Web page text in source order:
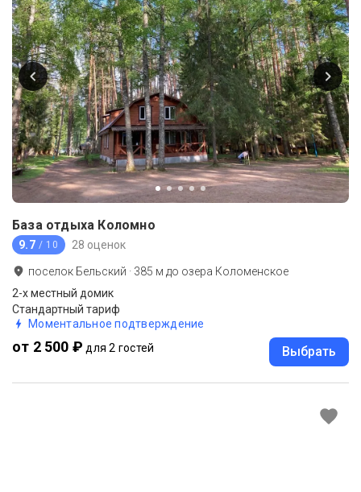
База отдыха Коломно
9.7 / 10 28 оценок
поселок Бельский · 385 м до озера Коломенское
2-х местный домик
Стандартный тариф
Моментальное подтверждение
от 2 500 ₽ для 2 гостей Выбрать